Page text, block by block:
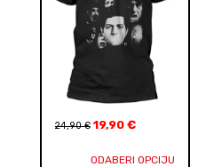
24,90€ 19,90 €
ODABERI OPCIJU